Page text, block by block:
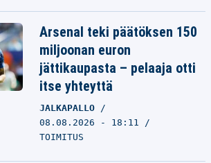
Arsenal teki päätöksen 150
miljoonan euron
jättikaupasta – pelaaja otti
itse yhteyttä
JALKAPALLO
08.08.2026 - 18:11
TOIMITUS